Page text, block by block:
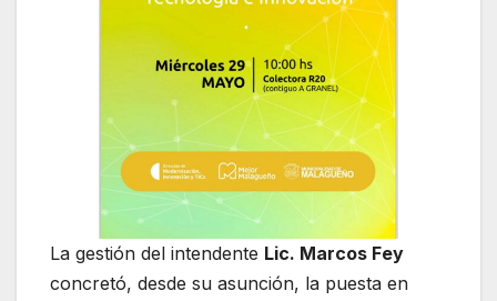
La gestión del intendente Lic. Marcos Fey
concretó, desde su asunción, la puesta en